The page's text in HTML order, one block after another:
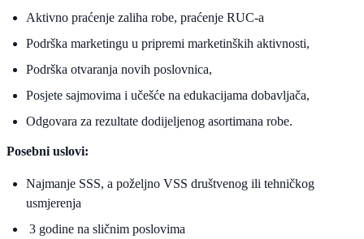
Aktivno praćenje zaliha robe, praćenje RUC-a
Podrška marketingu u pripremi marketinških aktivnosti,
Podrška otvaranja novih poslovnica,
Posjete sajmovima i učešće na edukacijama dobavljača,
Odgovara za rezultate dodijeljenog asortimana robe.
Posebni uslovi:
Najmanje SSS, a poželjno VSS društvenog ili tehničkog
usmjerenja
3 godine na sličnim poslovima